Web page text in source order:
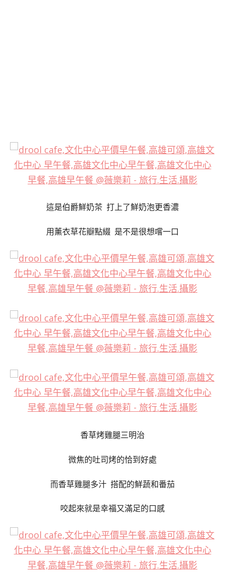
這是伯爵鮮奶茶 打上了鮮奶泡更香濃
用薰衣草花瓣點綴 是不是很想嚐一口
香草烤雞腿三明治
微焦的吐司烤的恰到好處
而香草雞腿多汁 搭配的鮮蔬和番茄
咬起來就是幸福又滿足的口感